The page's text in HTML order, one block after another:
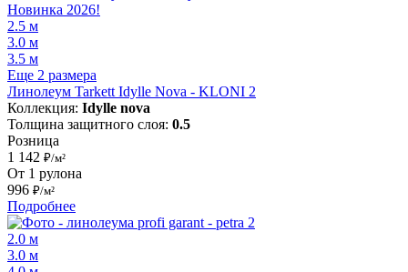
Новинка 2026!
2.5 м
3.0 м
3.5 м
Еще 2 размера
Линолеум Tarkett Idylle Nova - KLONI 2
Коллекция: Idylle nova
Толщина защитного слоя: 0.5
Розница
1 142 ₽/м²
От 1 рулона
996 ₽/м²
Подробнее
2.0 м
3.0 м